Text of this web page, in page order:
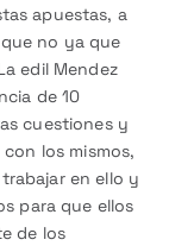
apuestas, a
no ya que
edil Mendez
de 10
cuestiones y
los mismos,
en ello y
para que ellos
de los